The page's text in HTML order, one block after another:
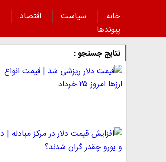
خانه سیاست اقتصاد
پیوند‌ها
نتایج جستجو :